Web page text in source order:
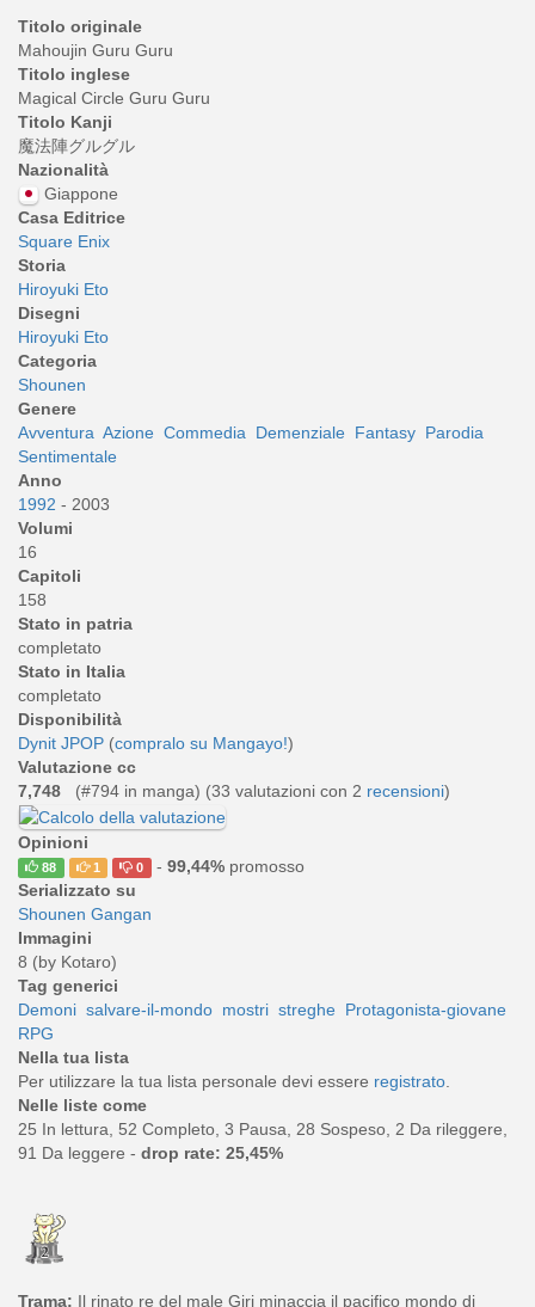
Titolo originale
Mahoujin Guru Guru
Titolo inglese
Magical Circle Guru Guru
Titolo Kanji
魔法陣グルグル
Nazionalità
Giappone
Casa Editrice
Square Enix
Storia
Hiroyuki Eto
Disegni
Hiroyuki Eto
Categoria
Shounen
Genere
Avventura Azione Commedia Demenziale Fantasy Parodia
Sentimentale
Anno
1992 - 2003
Volumi
16
Capitoli
158
Stato in patria
completato
Stato in Italia
completato
Disponibilità
Dynit JPOP (compralo su Mangayo!)
Valutazione cc
7,748
(#794 in manga) (33 valutazioni con 2 recensioni)
Opinioni
88 1 0 - 99,44%promosso
Serializzato su
Shounen Gangan
Immagini
8 (by Kotaro)
Tag generici
Demoni salvare-il-mondo mostri streghe Protagonista-giovane
RPG
Nella tua lista
Per utilizzare la tua lista personale devi essere registrato
Nelle liste come
25 In lettura, 52 Completo, 3 Pausa, 28 Sospeso, 2 Da rileggere,
91 Da leggere - drop rate: 25,45%
Trama: Il rinato re del male Giri minaccia il pacifico mondo di